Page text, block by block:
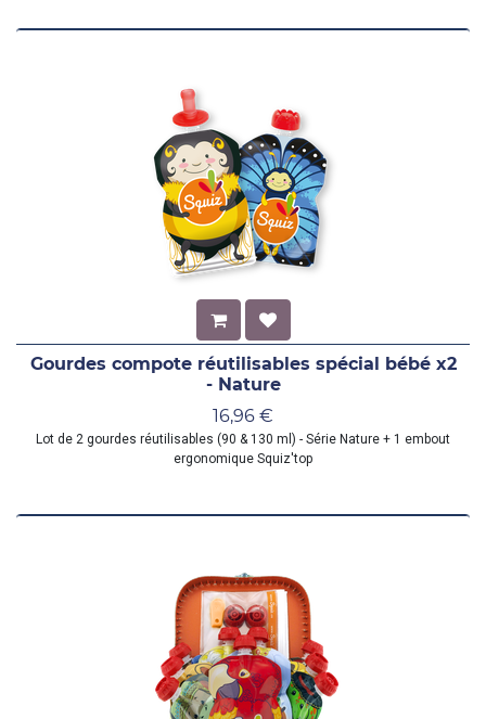
Gourdes compote réutilisables spécial bébé x2
- Nature
16,96 €
Lot de 2 gourdes réutilisables (90 & 130 ml) - Série Nature + 1 embout
ergonomique Squiz'top